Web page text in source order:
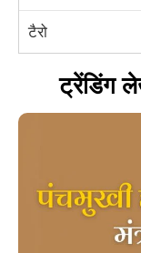
टैरो
हस्तरेखा शास्त्र
बॉलीवुड
खेल
ट्रेंडिंग